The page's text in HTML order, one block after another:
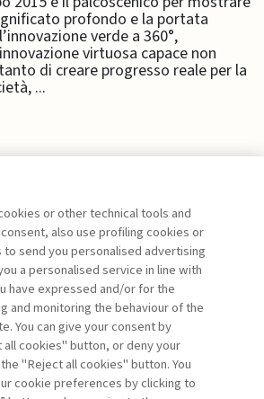
profondo e la portata
verde a 360°,
virtuosa capace non
di creare progresso reale per la
...
ENERGIA: LA SFIDA
DEI ...
Di Castelnuovo
libri è riservata esclusivamente
or other technical tools and
also use profiling cookies or
send you personalised advertising
a personalised service in line with
have expressed and/or for the
and monitoring the behaviour of the
You can give your consent by
cookies" button, or deny your
"Reject all cookies" button. You
cookie preferences by clicking to